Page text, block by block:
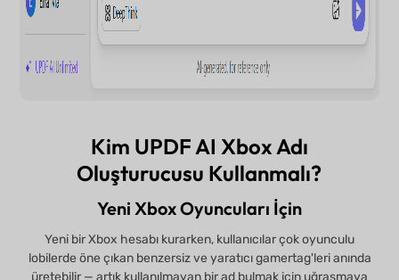
Kim UPDF AI Xbox Adı
Oluşturucusu Kullanmalı?
Yeni Xbox Oyuncuları İçin
Yeni bir Xbox hesabı kurarken, kullanıcılar çok oyunculu
lobilerde öne çıkan benzersiz ve yaratıcı gamertag'leri anında
üretebilir — artık kullanılmayan bir ad bulmak için uğraşmaya